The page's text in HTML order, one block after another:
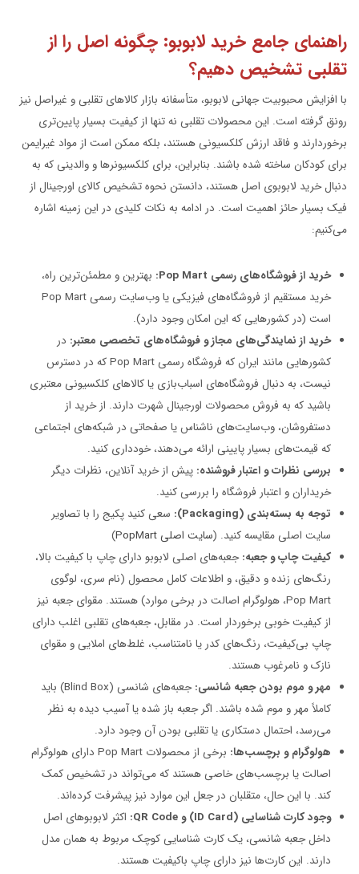
راهنمای جامع خرید لابوبو: چگونه اصل را از
تقلبی تشخیص دهیم؟
با افزایش محبوبیت جهانی لابوبو، متأسفانه بازار کالاهای تقلبی و غیراصل نیز
رونق گرفته است. این محصولات تقلبی نه تنها از کیفیت بسیار پایین‌تری
برخوردارند و فاقد ارزش کلکسیونی هستند، بلکه ممکن است از مواد غیرایمن
برای کودکان ساخته شده باشند. بنابراین، برای کلکسیونرها و والدینی که به
دنبال خرید لابوبوی اصل هستند، دانستن نحوه تشخیص کالای اورجینال از
فیک بسیار حائز اهمیت است. در ادامه به نکات کلیدی در این زمینه اشاره
می‌کنیم:
خرید از فروشگاه‌های رسمی Pop Mart:
بهترین و مطمئن‌ترین راه،
خرید مستقیم از فروشگاه‌های فیزیکی یا وب‌سایت رسمی Pop Mart
است (در کشورهایی که این امکان وجود دارد).
خرید از نمایندگی‌های مجاز و فروشگاه‌های تخصصی معتبر: در
کشورهایی مانند ایران که فروشگاه رسمی Pop Mart که در دسترس
نیست، به دنبال فروشگاه‌های اسباب‌بازی یا کالاهای کلکسیونی معتبری
باشید که به فروش محصولات اورجینال شهرت دارند. از خرید از
دستفروشان، وب‌سایت‌های ناشناس یا صفحاتی در شبکه‌های اجتماعی
که قیمت‌های بسیار پایینی ارائه می‌دهند، خودداری کنید.
بررسی نظرات و اعتبار فروشنده: پیش از خرید آنلاین، نظرات دیگر
خریداران و اعتبار فروشگاه را بررسی کنید.
توجه به بسته‌بندی (Packaging):
سعی کنید پکیج را با تصاویر
سایت اصلی مقایسه کنید. (سایت اصلی PopMart
)
کیفیت چاپ و جعبه:جعبه‌های اصلی لابوبو دارای چاپ با کیفیت بالا،
رنگ‌های زنده و دقیق، و اطلاعات کامل محصول (نام سری، لوگوی
Pop Mart، هولوگرام اصالت در برخی موارد) هستند. مقوای جعبه نیز
از کیفیت خوبی برخوردار است. در مقابل، جعبه‌های تقلبی اغلب دارای
چاپ بی‌کیفیت، رنگ‌های کدر یا نامتناسب، غلط‌های املایی و مقوای
نازک و نامرغوب هستند.
مهر و موم بودن جعبه شانسی:
جعبه‌های شانسی (Blind Box) باید
کاملاً مهر و موم شده باشند. اگر جعبه باز شده یا آسیب دیده به نظر
می‌رسد، احتمال دستکاری یا تقلبی بودن آن وجود دارد.
هولوگرام و برچسب‌ها:
برخی از محصولات Pop Mart دارای هولوگرام
اصالت یا برچسب‌های خاصی هستند که می‌تواند در تشخیص کمک
کند. با این حال، متقلبان در جعل این موارد نیز پیشرفت کرده‌اند.
وجود کارت شناسایی (ID Card) و QR Code:
اکثر لابوبوهای اصل
داخل جعبه شانسی، یک کارت شناسایی کوچک مربوط به همان مدل
دارند. این کارت‌ها نیز دارای چاپ باکیفیت هستند.